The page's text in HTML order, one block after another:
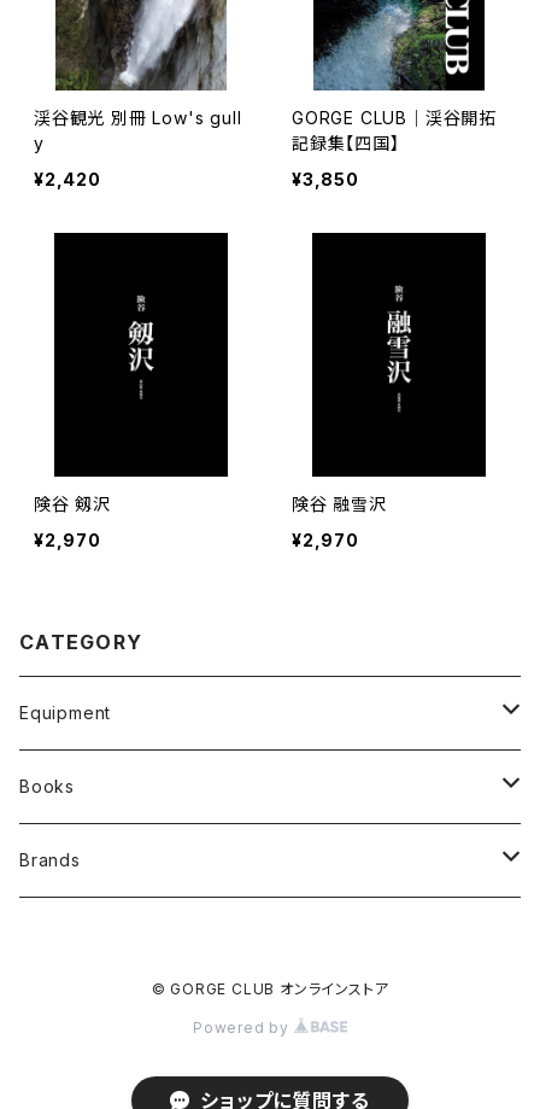
渓谷観光 別冊 Low's gull
y
¥2,420
GORGE CLUB｜渓谷開拓
記録集【四国】
¥3,850
険谷 剱沢
¥2,970
険谷 融雪沢
¥2,970
CATEGORY
Equipment
Wetsuits and clothing
Backpscks
Climbing & Sawanobori
Books
オリジナル写真集
Brands
© GORGE CLUB オンラインストア
Powered by
ショップに質問する